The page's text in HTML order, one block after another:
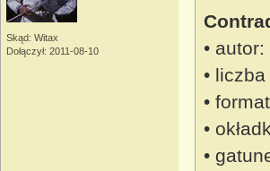
Skąd: Witax
Dołączył: 2011-08-10
•
•
•
•
•